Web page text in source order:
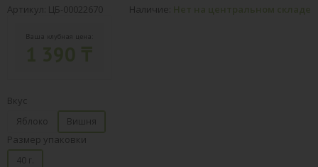
Артикул: ЦБ-00022670 Наличие: Нет на центральном складе
Ваша клубная цена:
Вкус
Яблоко Вишня
Размер упаковки
40 г.